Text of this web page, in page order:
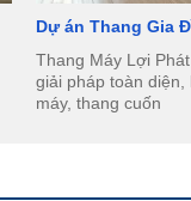
Dự án Thang Gia
Thang Máy Lợi
giải pháp toàn diện,
máy, thang cuốn